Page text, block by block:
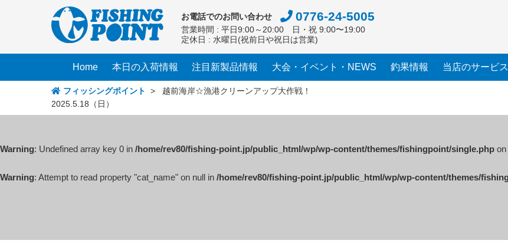
お電話でのお問い合わせ 0776-24-5005
営業時間 : 平日9:00～20:00 日・祝 9:00〜19:00
定休日 : 水曜日(祝前日や祝日は営業)
Home 本日の入荷情報 注目新製品情報 大会・イベント・NEWS 釣果情報 当店のサービス
フィッシングポイント > 越前海岸☆漁港クリーンアップ大作戦！
2025.5.18（日）
Warning: Undefined array key 0 in /home/rev80/fishing-point.jp/public_html/wp/wp-content/themes/fishingpoint/single.php on
Warning: Attempt to read property "cat_name" on null in /home/rev80/fishing-point.jp/public_html/wp/wp-content/themes/